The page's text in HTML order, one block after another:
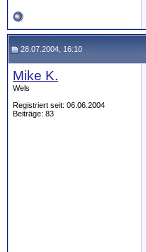
28.07.2004, 16:10
Mike K.
Wels
Registriert seit: 06.06.2004
Beiträge: 83